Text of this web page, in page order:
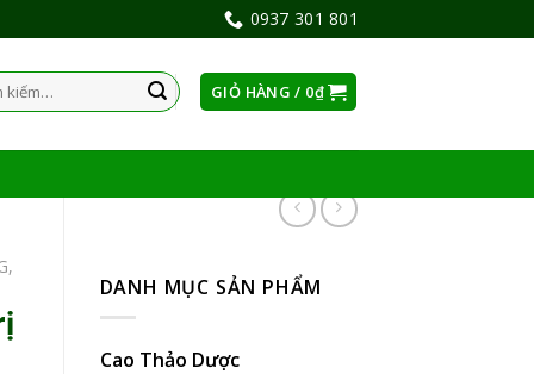
0937 301 801
GIỎ HÀNG / 0₫
DANH MỤC SẢN PHẨM
Cao Thảo Dược